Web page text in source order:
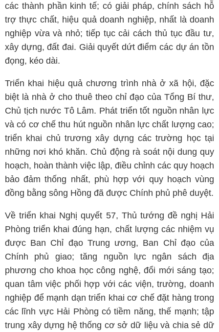
các thành phần kinh tế; có giải pháp, chính sách hỗ
trợ thực chất, hiệu quả doanh nghiệp, nhất là doanh
nghiệp vừa và nhỏ; tiếp tục cải cách thủ tục đầu tư,
xây dựng, đất đai. Giải quyết dứt điểm các dự án tồn
đọng, kéo dài.
Triển khai hiệu quả chương trình nhà ở xã hội, đặc
biệt là nhà ở cho thuê theo chỉ đạo của Tổng Bí thư,
Chủ tịch nước Tô Lâm. Phát triển tốt nguồn nhân lực
và có cơ chế thu hút nguồn nhân lực chất lượng cao;
triển khai chủ trương xây dựng các trường học tại
những nơi khó khăn. Chủ động rà soát nội dung quy
hoạch, hoàn thành việc lập, điều chỉnh các quy hoạch
bảo đảm thống nhất, phù hợp với quy hoạch vùng
đồng bằng sông Hồng đã được Chính phủ phê duyệt.
Về triển khai Nghị quyết 57, Thủ tướng đề nghị Hải
Phòng triển khai đúng hạn, chất lượng các nhiệm vụ
được Ban Chỉ đạo Trung ương, Ban Chỉ đạo của
Chính phủ giao; tăng nguồn lực ngân sách địa
phương cho khoa học công nghệ, đổi mới sáng tạo;
quan tâm việc phối hợp với các viện, trường, doanh
nghiệp để mạnh dạn triển khai cơ chế đặt hàng trong
các lĩnh vực Hải Phòng có tiềm năng, thế mạnh; tập
trung xây dựng hệ thống cơ sở dữ liệu và chia sẻ dữ